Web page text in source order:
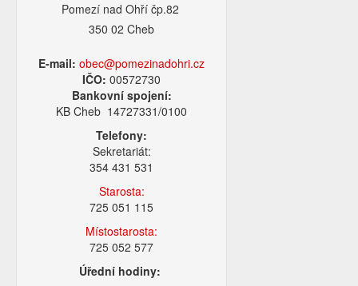
Pomezí nad Ohří čp.82
350 02 Cheb
E-mail: obec@pomezinadohri.cz
IČO:00572730
Bankovní spojení:
KB Cheb 14727331/0100
Telefony:
Sekretariát:
354 431 531
Starosta:
725 051 115
Místostarosta:
725 052 577
Úřední hodiny: